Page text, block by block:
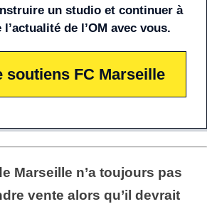
un studio et continuer à
de l’OM avec vous.
soutiens FC Marseille
Marseille n’a toujours pas
vente alors qu’il devrait